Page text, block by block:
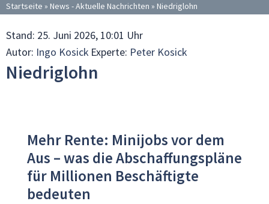
Startseite » News - Aktuelle Nachrichten » Niedriglohn
Stand: 25. Juni 2026, 10:01 Uhr
Autor: Ingo Kosick Experte: Peter Kosick
Niedriglohn
Mehr Rente: Minijobs vor dem
Aus – was die Abschaffungspläne
für Millionen Beschäftigte
bedeuten